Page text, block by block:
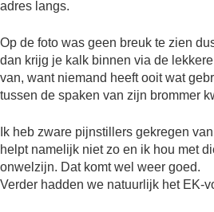
adres langs.
Op de foto was geen breuk te zien
dan krijg je kalk binnen via de
van, want niemand heeft ooit wat
tussen de spaken van zijn brommer
Ik heb zware pijnstillers gekregen
helpt namelijk niet zo en ik hou met
onwelzijn. Dat komt wel weer goed.
Verder hadden we natuurlijk het EK-